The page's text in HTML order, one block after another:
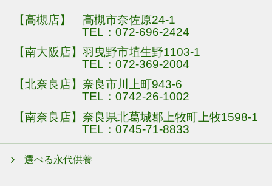
【高槻店】 高槻市奈佐原24-1
TEL：072-696-2424
【南大阪店】羽曳野市埴生野1103-1
TEL：072-369-2004
【北奈良店】奈良市川上町943-6
TEL：0742-26-1002
【南奈良店】奈良県北葛城郡上牧町上牧1598-1
TEL：0745-71-8833
選べる永代供養